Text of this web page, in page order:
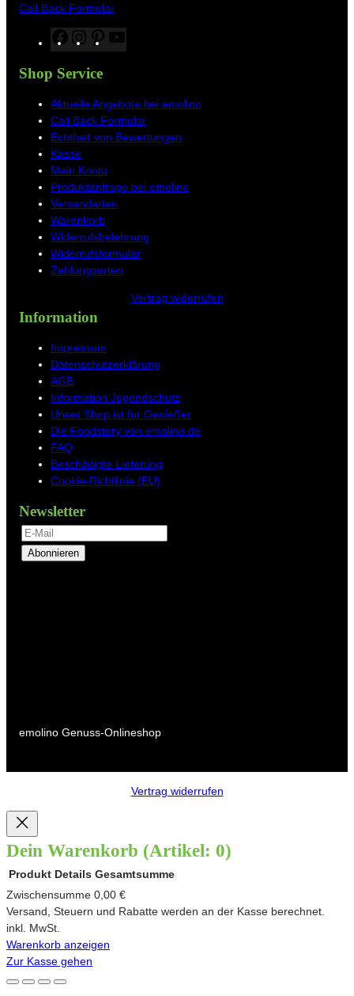
Call Back Formular
F
a
b
o
o
k
n
s
a
g
r
m
P
i
e
r
e
o
u
b
e
Shop Service
Aktuelle Angebote bei emolino
Call Back Formular
Echtheit von Bewertungen
Kasse
Mein Konto
Produktanfrage bei emolino
Versandarten
Warenkorb
Widerrufsbelehrung
Widerrufsformular
Zahlungsarten
Vertrag widerrufen
Information
Impressum
Datenschutzerklärung
AGB
Information Jugendschutz
Unser Shop ist für Genießer
Die Foodstory von emolino.de
FAQ
Beschädigte Lieferung
Cookie-Richtlinie (EU)
Newsletter
Abonnieren
emolino Genuss-Onlineshop
Vertrag widerrufen
Dein Warenkorb (Artikel: 0)
Produkte
im
Warenkorb
Produkt Details Gesamtsumme
Zwischensumme 0,00 €
Versand, Steuern und Rabatte werden an der Kasse berechnet.
inkl. MwSt.
Warenkorb anzeigen
Zur Kasse gehen